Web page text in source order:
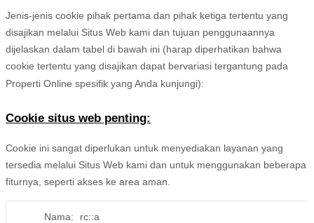
Jenis-jenis cookie pihak pertama dan pihak ketiga tertentu yang
disajikan melalui Situs Web kami dan tujuan penggunaannya
dijelaskan dalam tabel di bawah ini (harap diperhatikan bahwa
cookie tertentu yang disajikan dapat bervariasi tergantung pada
Properti Online spesifik yang Anda kunjungi):
Cookie situs web penting:
Cookie ini sangat diperlukan untuk menyediakan layanan yang
tersedia melalui Situs Web kami dan untuk menggunakan beberapa
fiturnya, seperti akses ke area aman.
Nama:
rc::a